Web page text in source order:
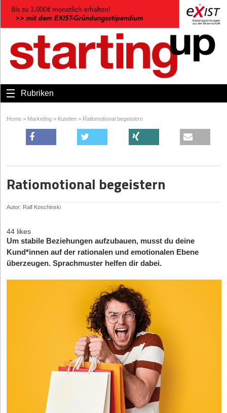
Rubriken
Home > Marketing > Kunden > Ratiomotional begeistern
Ratiomotional begeistern
Autor: Ralf Koschinski
44 likes
Um stabile Beziehungen aufzubauen, musst du deine
Kund*innen auf der rationalen und emotionalen Ebene
überzeugen. Sprachmuster helfen dir dabei.